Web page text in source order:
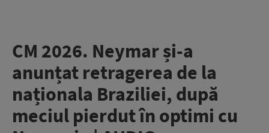
CM 2026. Neymar și-a
anunțat retragerea de la
naționala Braziliei, după
meciul pierdut în optimi cu